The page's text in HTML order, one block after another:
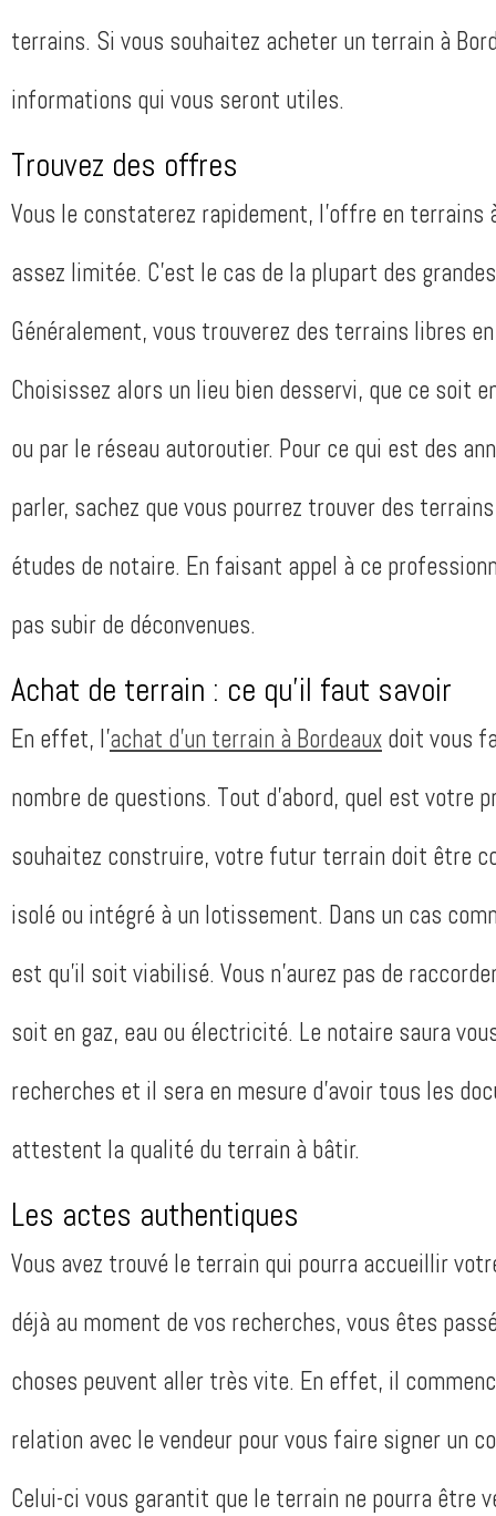
terrains. Si vous souhaitez acheter un terrain à
informations qui vous seront utiles.
Trouvez des offres
Vous le constaterez rapidement, l’offre en terrains
assez limitée. C’est le cas de la plupart des
Généralement, vous trouverez des terrains libres
Choisissez alors un lieu bien desservi, que ce soit
ou par le réseau autoroutier. Pour ce qui est des
parler, sachez que vous pourrez trouver des
études de notaire. En faisant appel à ce
pas subir de déconvenues.
Achat de terrain : ce qu’il faut savoir
En effet, l’achat d’un terrain à Bordeaux doit vous
nombre de questions. Tout d’abord, quel est votre
souhaitez construire, votre futur terrain doit être
isolé ou intégré à un lotissement. Dans un cas
est qu’il soit viabilisé. Vous n’aurez pas de
soit en gaz, eau ou électricité. Le notaire saura
recherches et il sera en mesure d’avoir tous les
attestent la qualité du terrain à bâtir.
Les actes authentiques
Vous avez trouvé le terrain qui pourra accueillir
déjà au moment de vos recherches, vous êtes
choses peuvent aller très vite. En effet, il
relation avec le vendeur pour vous faire signer un
Celui-ci vous garantit que le terrain ne pourra être